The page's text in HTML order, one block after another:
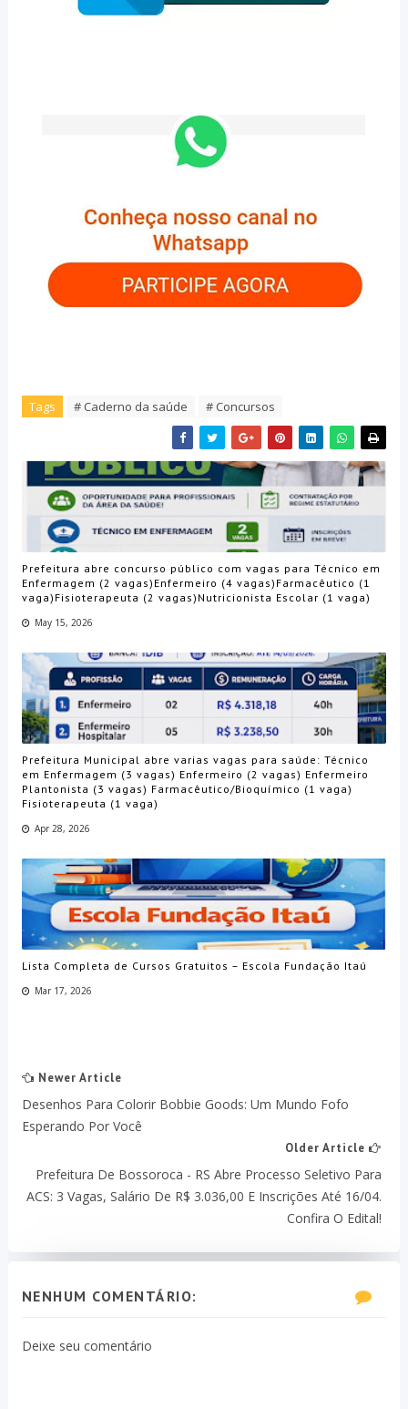
Tags # Caderno da saúde # Concursos
Prefeitura abre concurso público com vagas para Técnico em
Enfermagem (2 vagas)Enfermeiro (4 vagas)Farmacêutico (1
vaga)Fisioterapeuta (2 vagas)Nutricionista Escolar (1 vaga)
May 15, 2026
Prefeitura Municipal abre varias vagas para saúde: Técnico
em Enfermagem (3 vagas) Enfermeiro (2 vagas) Enfermeiro
Plantonista (3 vagas) Farmacêutico/Bioquímico (1 vaga)
Fisioterapeuta (1 vaga)
Apr 28, 2026
Lista Completa de Cursos Gratuitos – Escola Fundação Itaú
Mar 17, 2026
Newer Article
Desenhos Para Colorir Bobbie Goods: Um Mundo Fofo
Esperando Por Você
Older Article
Prefeitura De Bossoroca - RS Abre Processo Seletivo Para
ACS: 3 Vagas, Salário De R$ 3.036,00 E Inscrições Até 16/04.
Confira O Edital!
NENHUM COMENTÁRIO:
Deixe seu comentário